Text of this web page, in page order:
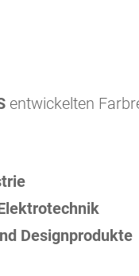
entwickelten
Designprodukte